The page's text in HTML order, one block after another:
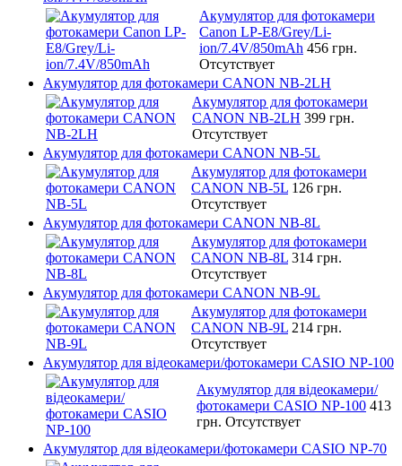
Акумулятор для фотокамери
Canon LP-E8/Grey/Li-
ion/7.4V/850mAh 456 грн.
Отсутствует
Акумулятор для фотокамери CANON NB-2LH
Акумулятор для фотокамери
CANON NB-2LH 399 грн.
Отсутствует
Акумулятор для фотокамери CANON NB-5L
Акумулятор для фотокамери
CANON NB-5L 126 грн.
Отсутствует
Акумулятор для фотокамери CANON NB-8L
Акумулятор для фотокамери
CANON NB-8L 314 грн.
Отсутствует
Акумулятор для фотокамери CANON NB-9L
Акумулятор для фотокамери
CANON NB-9L 214 грн.
Отсутствует
Акумулятор для відеокамери/фотокамери CASIO NP-100
Акумулятор для відеокамери/
фотокамери CASIO NP-100 413
грн. Отсутствует
Акумулятор для відеокамери/фотокамери CASIO NP-70